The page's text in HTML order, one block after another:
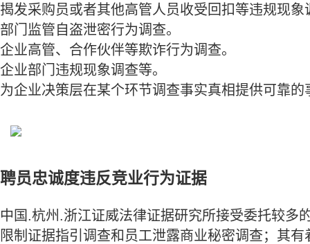
揭发采购员或者其他高管人员收受回扣等违规现象
部门监管自盗泄密行为调查。
企业高管、合作伙伴等欺诈行为调查。
企业部门违规现象调查等。
为企业决策层在某个环节调查事实真相提供可靠的
聘员忠诚度违反竞业行为证据
中国.杭州.浙江证威法律证据研究所接受委托较多
限制证据指引调查和员工泄露商业秘密调查；其